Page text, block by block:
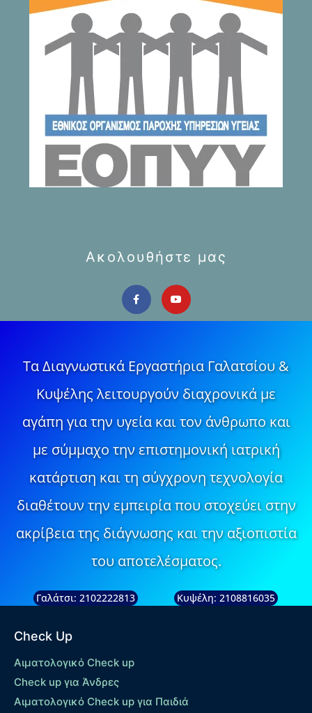
Ακολουθήστε μας
Τα Διαγνωστικά Εργαστήρια Γαλατσίου &
Κυψέλης λειτουργούν διαχρονικά με
αγάπη για την υγεία και τον άνθρωπο και
με σύμμαχο την επιστημονική ιατρική
κατάρτιση και τη σύγχρονη τεχνολογία
διαθέτουν την εμπειρία που στοχεύει στην
ακρίβεια της διάγνωσης και την αξιοπιστία
του αποτελέσματος.
Γαλάτσι: 2102222813 Κυψέλη: 2108816035
Check Up
Αιματολογικό Check up
Check up για Άνδρες
Αιματολογικό Check up για Παιδιά